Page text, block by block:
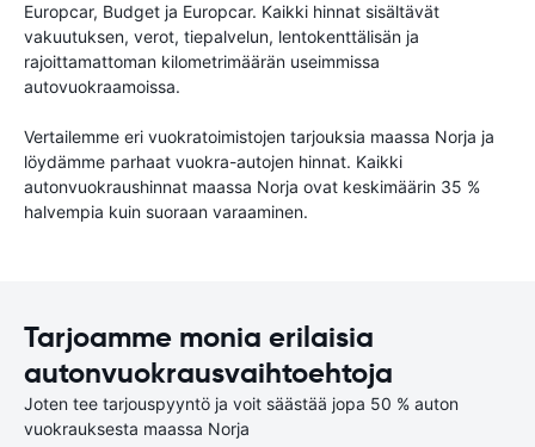
Europcar, Budget ja Europcar. Kaikki hinnat sisältävät
vakuutuksen, verot, tiepalvelun, lentokenttälisän ja
rajoittamattoman kilometrimäärän useimmissa
autovuokraamoissa.
Vertailemme eri vuokratoimistojen tarjouksia maassa Norja ja
löydämme parhaat vuokra-autojen hinnat. Kaikki
autonvuokraushinnat maassa Norja ovat keskimäärin 35 %
halvempia kuin suoraan varaaminen.
Tarjoamme monia erilaisia
autonvuokrausvaihtoehtoja
Joten tee tarjouspyyntö ja voit säästää jopa 50 % auton
vuokrauksesta maassa Norja